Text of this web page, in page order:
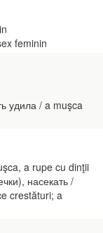
feminin
удила / a muşca
a rupe cu dinţii
насекать /
crestături; a